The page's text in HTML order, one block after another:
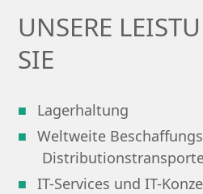
UNSERE
SIE
Lagerhaltung
Weltweite
IT-Services und IT-